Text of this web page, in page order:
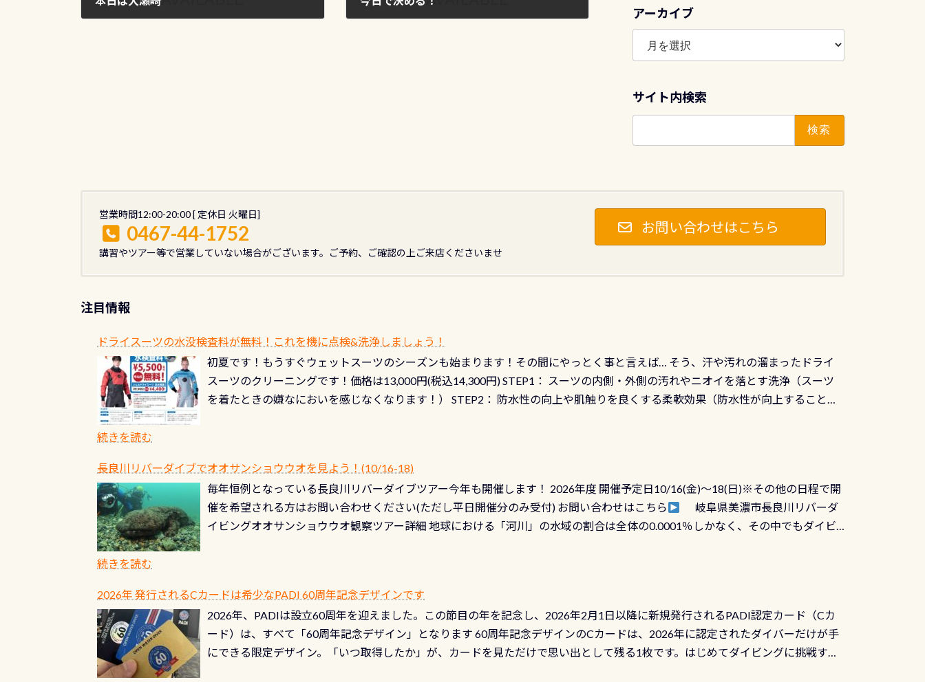
アーカイブ
ア
カ
ブ
サイト内検索
営業時間12:00-20:00 [ 定休日 火曜日]
0467-44-1752
講習やツアー等で営業していない場合がございます。ご予約、ご確認の上ご来店くださいませ
お問い合わせはこちら
注目情報
ドライスーツの水没検査料が無料！これを機に点検&洗浄しましょう！
初夏です！もうすぐウェットスーツのシーズンも始まります！その間にやっとく事と言えば… そう、汗や汚れの溜まったドライ
スーツのクリーニングです！価格は13,000円(税込14,300円) STEP1： スーツの内側・外側の汚れやニオイを落とす洗浄（スーツ
を着たときの嫌なにおいを感じなくなります！） STEP2： 防水性の向上や肌触りを良くする柔軟効果（防水性が向上することで
ル(穴)がないか確認冬になり、使い始めてから水漏れする…ってのは避けましょう！実際水につけて水検査して調べます ●給気バ
ルブのオーバーホール排気バルブは、ドライスーツクリーニングの際に行うのですが、空気を送り込む「給気バルブ」のオーバ
ーホールも非常に大切です BCDで言うと給気ボタンの点検と一緒な訳ですから、ボタンが潮噛みしてドライスーツに空気が入り
過ぎて急浮上…なんて事がないようにしっかり点検しましょう！まだした事がない方はこれを機会に是非やってください！！ ●
点検をする度に1行目の「水漏れ検査代」が5,500円掛かります そこで下記のキャンペーンを利用してみてはどうでしょうか？
8/31までの間に、ドライスーツの点検・オーバーホールを出して頂いた方は、上記の水検査料5,500円がなんと無料になります！
ドライスーツクリーニングだけでも出そうと思ってる方は、セットでこの水検査も出しましょう！そし続きを読む
続きを読む
長良川リバーダイブでオオサンショウウオを見よう！(10/16-18)
毎年恒例となっている長良川リバーダイブツアー今年も開催します！ 2026年度 開催予定日10/16(金)～18(日)※その他の日程で開
催を希望される方はお問い合わせください(ただし平日開催分のみ受付) お問い合わせはこちら
岐阜県美濃市長良川リバーダ
イビングオオサンショウウオ観察ツアー詳細 地球における「河川」の水域の割合は全体の0.0001％しかなく、その中でもダイビ
ませ 6月から10月の間で開催しております 長良川ってどんな川？ 長良川は日本三大清流(四万十川、柿田川)の１つに数えられ
る清流（水質汚染の少ない、または無い川のこと）で岐阜県の郡上市に始まり、美濃を経て伊勢湾に流れます1985年には環境省
の「名水100選」にまた2001年には「日本の水浴場88選」に全国で唯一河川で選ばれた清流です川にしては珍しく、水深が深い
ところでは12mほどあり十分ダイビングを楽しむことが出来ます 川原からのエントリーエキジットは正に大自然の中でのダイビ
続きを読む
2026年 発行されるCカードは希少なPADI 60周年記念デザインです
2026年、PADIは設立60周年を迎えました。この節目の年を記念し、2026年2月1日以降に新規発行されるPADI認定カード（Cカ
ード）は、すべて「60周年記念デザイン」となります 60周年記念デザインのCカードは、2026年に認定されたダイバーだけが手
にできる限定デザイン。「いつ取得したか」が、カードを見ただけで思い出として残る1枚です。はじめてダイビングに挑戦する